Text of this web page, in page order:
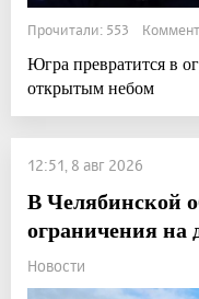
Прочитали: 553
Югра превратится в
открытым небом
12:51, 8 авг 2026
В Челябинской
ограничения на
Новости